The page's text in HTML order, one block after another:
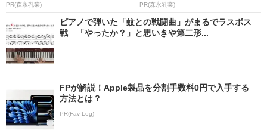
PR(森永乳業) PR(森永乳業)
ピアノで弾いた「蚊との戦闘曲」がまるでラスボス
戦 「やったか？」と思いきや第二形...
FPが解説！Apple製品を分割手数料0円で入手する
方法とは？
PR(Fav-Log)